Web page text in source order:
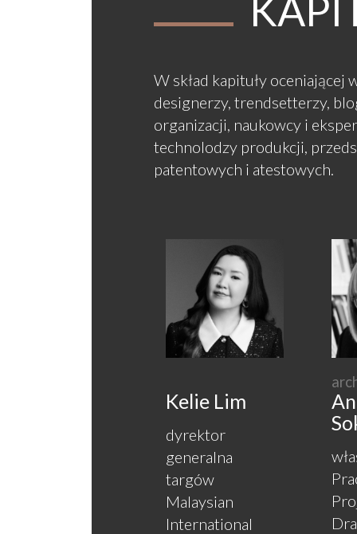
W skład kapituły
designerzy, trendsetterzy,
organizacji, naukowcy i
technolodzy produkcji,
patentowych i atestowych.
Kelie Lim
dyrektor
generalna
targów
Malaysian
International